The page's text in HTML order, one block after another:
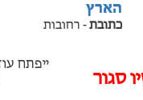
הארץ
כתובת- רחובות
סגור